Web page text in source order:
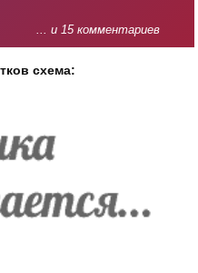
... и 15 комментариев
схема: